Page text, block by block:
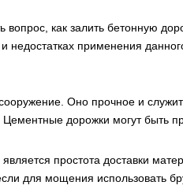
вопрос, как залить бетонную
недостатках применения
Оно прочное и
Цементные дорожки могут быть
простота доставки
для мощения использовать